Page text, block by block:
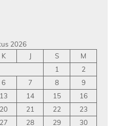
2026
K J S
M
1
2
6 7 8
9
13 14 15
16
20 21 22
23
27 28 29
30